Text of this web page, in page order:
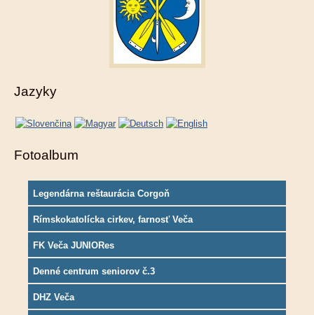
Jazyky
Fotoalbum
Legendárna reštaurácia Corgoň
Rímskokatolícka cirkev, farnosť Veča
FK Veča JUNIORes
Denné centrum seniorov č.3
DHZ Veča